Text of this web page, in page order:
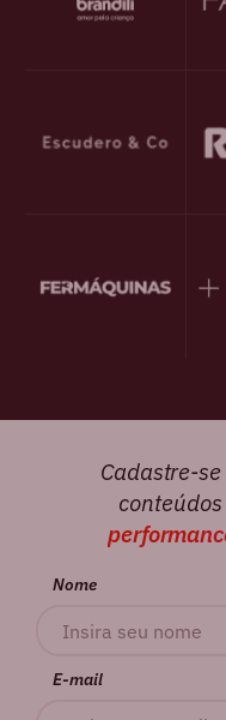
Cadastre-
Nome
E-mail